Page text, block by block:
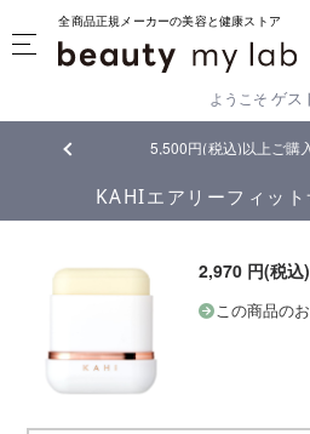
全商品正規メーカーの美容と健康ストア
ようこそ ゲス
5,500円(税込)以上ご購
KAHIエアリーフィット
2,970 円(税込)
この商品の